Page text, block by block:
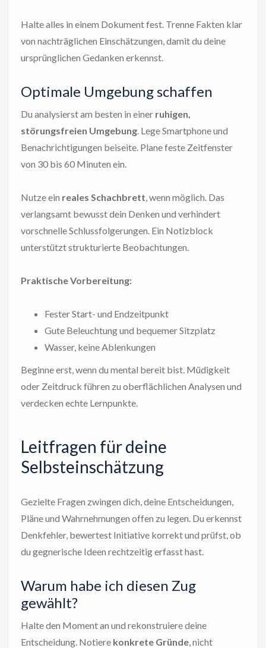
Halte alles in einem Dokument fest. Trenne Fakten klar
von nachträglichen Einschätzungen, damit du deine
ursprünglichen Gedanken erkennst.
Optimale Umgebung schaffen
Du analysierst am besten in einer ruhigen,
störungsfreien Umgebung. Lege Smartphone und
Benachrichtigungen beiseite. Plane feste Zeitfenster
von 30 bis 60 Minuten ein.
Nutze ein reales Schachbrett, wenn möglich. Das
verlangsamt bewusst dein Denken und verhindert
vorschnelle Schlussfolgerungen. Ein Notizblock
unterstützt strukturierte Beobachtungen.
Praktische Vorbereitung:
Fester Start- und Endzeitpunkt
Gute Beleuchtung und bequemer Sitzplatz
Wasser, keine Ablenkungen
Beginne erst, wenn du mental bereit bist. Müdigkeit
oder Zeitdruck führen zu oberflächlichen Analysen und
verdecken echte Lernpunkte.
Leitfragen für deine
Selbsteinschätzung
Gezielte Fragen zwingen dich, deine Entscheidungen,
Pläne und Wahrnehmungen offen zu legen. Du erkennst
Denkfehler, bewertest Initiative korrekt und prüfst, ob
du gegnerische Ideen rechtzeitig erfasst hast.
Warum habe ich diesen Zug
gewählt?
Halte den Moment an und rekonstruiere deine
Entscheidung. Notiere konkrete Gründe, nicht